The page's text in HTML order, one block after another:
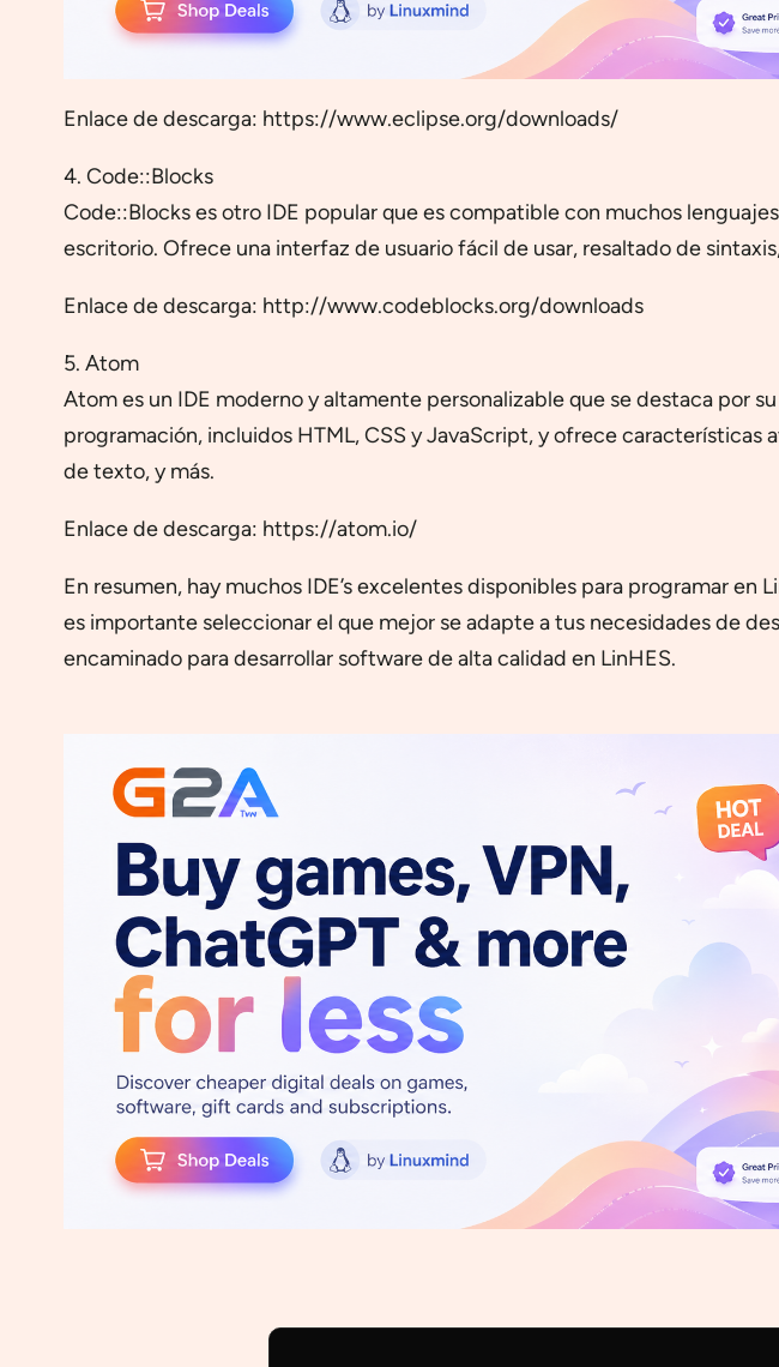
Enlace de descarga: https://www.eclipse.org/downloads/
4. Code::Blocks
Code::Blocks es otro IDE popular que es compatible con muchos
escritorio. Ofrece una interfaz de usuario fácil de usar, resaltado de
Enlace de descarga: http://www.codeblocks.org/downloads
5. Atom
Atom es un IDE moderno y altamente personalizable que se destaca por
programación, incluidos HTML, CSS y JavaScript, y ofrece
de texto, y más.
Enlace de descarga: https://atom.io/
En resumen, hay muchos IDE’s excelentes disponibles para programar
es importante seleccionar el que mejor se adapte a tus necesidades de
encaminado para desarrollar software de alta calidad en LinHES.